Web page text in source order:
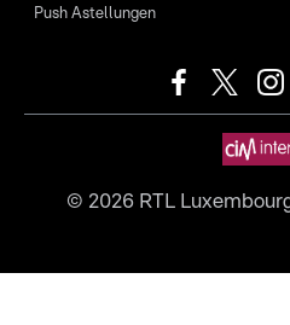
Push Astellungen
© 2026RTL